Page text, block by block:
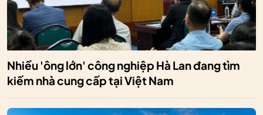
Nhiều 'ông lớn' công nghiệp Hà Lan đang tìm
kiếm nhà cung cấp tại Việt Nam